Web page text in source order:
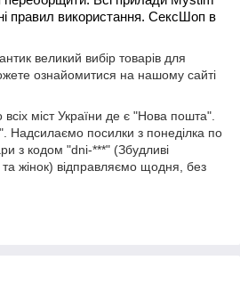
правил використання. СексШоп в
великий вибір товарів для
ознайомитися на нашому сайті
міст України де є "Нова пошта".
Надсилаємо посилки з понеділка по
з кодом "dni-***" (Збудливі
та жінок) відправляємо щодня, без